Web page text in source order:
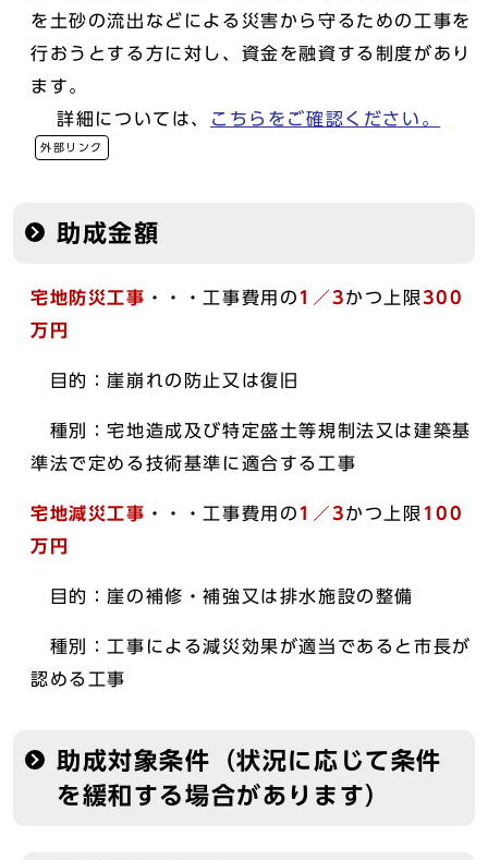
を土砂の流出などによる災害から守るための工事を
行おうとする方に対し、資金を融資する制度があり
ます。
詳細については、
こちらをご確認ください。
外部リンク
助成金額
宅地防災工事 ・・・工事費用の 1／3かつ上限300
万円
目的：崖崩れの防止又は復旧
種別：宅地造成及び特定盛土等規制法又は建築基
準法で定める技術基準に適合する工事
宅地減災工事 ・・・工事費用の 1／3かつ上限 100
万円
目的：崖の補修・補強又は排水施設の整備
種別：工事による減災効果が適当であると市長が
認める工事
助成対象条件（状況に応じて条件
を緩和する場合があります）